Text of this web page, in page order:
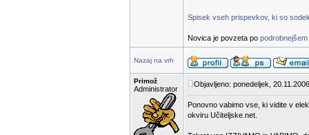
Spisek vseh prispevkov, ki so
Novica je povzeta po
Nazaj na vrh
Primož
Administrator
Objavljeno: ponedeljek,
Ponovno vabimo vse, ki vidite v
okviru Učiteljske.net.